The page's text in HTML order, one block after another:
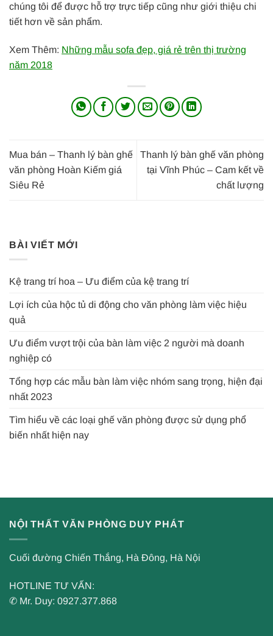
chúng tôi để được hỗ trợ trực tiếp cũng như giới thiệu chi
tiết hơn về sản phẩm.
Xem Thêm: Những mẫu sofa đẹp, giá rẻ trên thị trường
năm 2018
Mua bán – Thanh lý bàn ghế
văn phòng Hoàn Kiếm giá
Siêu Rẻ
Thanh lý bàn ghế văn phòng
tại Vĩnh Phúc – Cam kết về
chất lượng
BÀI VIẾT MỚI
Kệ trang trí hoa – Ưu điểm của kệ trang trí
Lợi ích của hộc tủ di động cho văn phòng làm việc hiệu
quả
Ưu điểm vượt trội của bàn làm việc 2 người mà doanh
nghiệp có
Tổng hợp các mẫu bàn làm việc nhóm sang trọng, hiện đại
nhất 2023
Tìm hiểu về các loại ghế văn phòng được sử dụng phổ
biến nhất hiện nay
NỘI THẤT VĂN PHÒNG DUY PHÁT
Cuối đường Chiến Thắng, Hà Đông, Hà Nội
HOTLINE TƯ VẤN:
✆ Mr. Duy: 0927.377.868